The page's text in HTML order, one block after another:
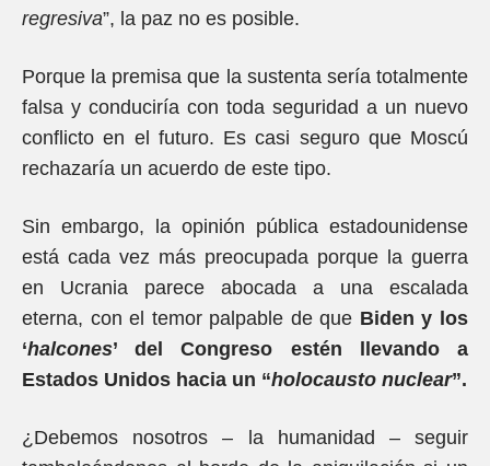
regresiva”, la paz no es posible.
Porque la premisa que la sustenta sería totalmente
falsa y conduciría con toda seguridad a un nuevo
conflicto en el futuro. Es casi seguro que Moscú
rechazaría un acuerdo de este tipo.
Sin embargo, la opinión pública estadounidense
está cada vez más preocupada porque la guerra
en Ucrania parece abocada a una escalada
eterna, con el temor palpable de que Biden y los
‘halcones’ del Congreso estén llevando a
Estados Unidos hacia un “holocausto nuclear”.
¿Debemos nosotros – la humanidad – seguir